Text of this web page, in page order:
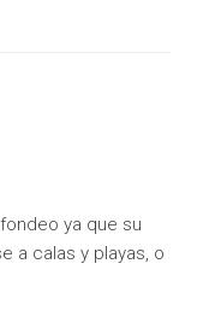
ya que su
a calas y playas, o